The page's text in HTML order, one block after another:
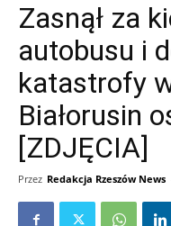
Zasnął za
autobusu i
katastrofy
Białorusin
[ZDJĘCIA]
Przez Redakcja Rzeszów News